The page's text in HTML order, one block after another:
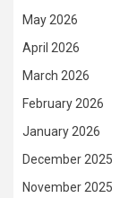
May 2026
April 2026
March 2026
February 2026
January 2026
December 2025
November 2025